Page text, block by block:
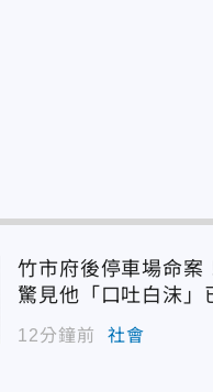
竹市府後停車場命案
驚見他「口吐白沫」
12分鐘前 社會